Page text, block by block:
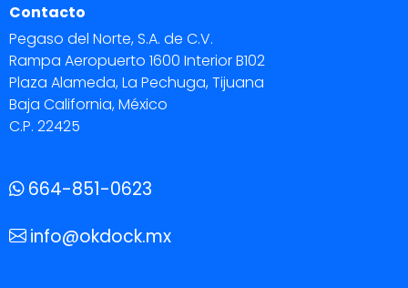
Contacto
Pegaso del Norte, S.A. de C.V.
Rampa Aeropuerto 1600 Interior B102
Plaza Alameda, La Pechuga, Tijuana
Baja California, México
C.P. 22425
664-851-0623
info@okdock.mx